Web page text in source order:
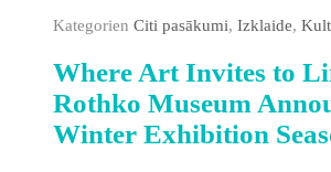
Kategorien Citi pasākumi, Izklaide,
Where Art Invites to
Rothko Museum
Winter Exhibition